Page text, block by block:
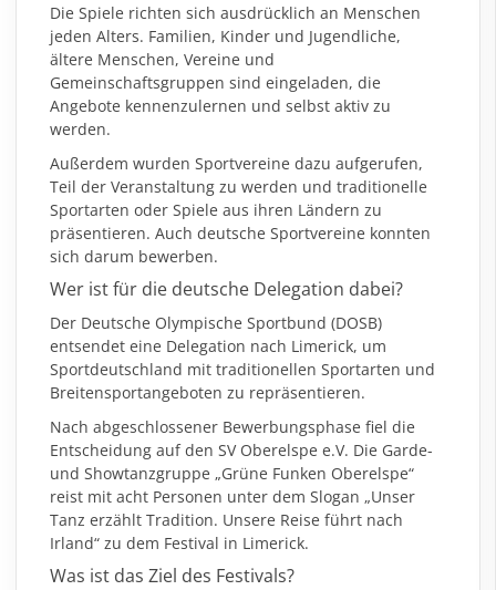
Die Spiele richten sich ausdrücklich an Menschen
jeden Alters. Familien, Kinder und Jugendliche,
ältere Menschen, Vereine und
Gemeinschaftsgruppen sind eingeladen, die
Angebote kennenzulernen und selbst aktiv zu
werden.
Außerdem wurden Sportvereine dazu aufgerufen,
Teil der Veranstaltung zu werden und traditionelle
Sportarten oder Spiele aus ihren Ländern zu
präsentieren. Auch deutsche Sportvereine konnten
sich darum bewerben.
Wer ist für die deutsche Delegation dabei?
Der Deutsche Olympische Sportbund (DOSB)
entsendet eine Delegation nach Limerick, um
Sportdeutschland mit traditionellen Sportarten und
Breitensportangeboten zu repräsentieren.
Nach abgeschlossener Bewerbungsphase fiel die
Entscheidung auf den SV Oberelspe e.V. Die Garde-
und Showtanzgruppe „Grüne Funken Oberelspe“
reist mit acht Personen unter dem Slogan „Unser
Tanz erzählt Tradition. Unsere Reise führt nach
Irland“ zu dem Festival in Limerick.
Was ist das Ziel des Festivals?